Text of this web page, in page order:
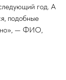
год. А
подобные
— ФИО,